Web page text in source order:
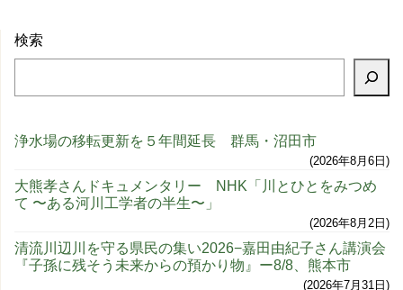
検索
浄水場の移転更新を５年間延長 群馬・沼田市
2026年8月6日
大熊孝さんドキュメンタリー NHK「川とひとをみつめ
て 〜ある河川工学者の半生〜」
2026年8月2日
清流川辺川を守る県民の集い2026−嘉田由紀子さん講演会
『子孫に残そう未来からの預かり物』ー8/8、熊本市
2026年7月31日